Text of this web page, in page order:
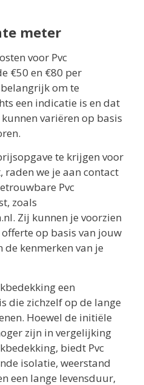
meter
voor Pvc
€50 en €80 per
om te
een indicatie is en dat
variëren op basis
te krijgen voor
raden we je aan contact
Pvc
zoals
Zij kunnen je voorzien
op basis van jouw
de kenmerken van je
een
die zichzelf op de lange
Hoewel de initiële
zijn in vergelijking
biedt Pvc
isolatie, weerstand
een lange levensduur,